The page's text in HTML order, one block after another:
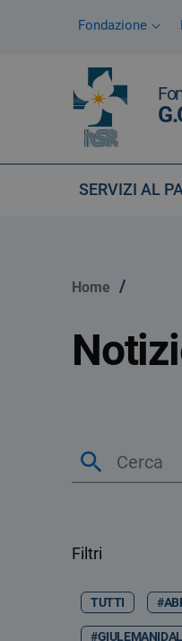
Vai al menu di
Fondazione
SERVIZI AL
Home /
Filtri
TUTTI